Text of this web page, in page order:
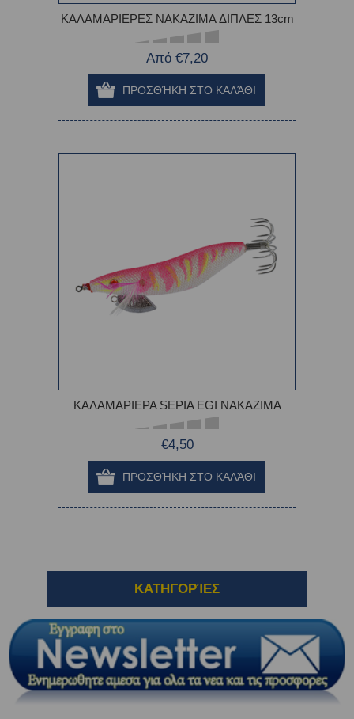
ΚΑΛΑΜΑΡΙΕΡΕΣ NAKAZIMA ΔΙΠΛΕΣ 13cm
Από €7,20
ΚΑΛΑΜΑΡΙΕΡΑ SEPIA EGI NAKAZIMA
€4,50
ΚΑΤΗΓΟΡΊΕΣ